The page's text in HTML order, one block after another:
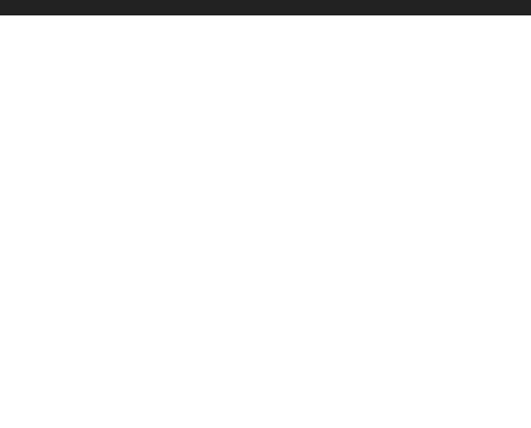
27.-28.12.2024 / U14 / AA-TASO / HAKA 1&2